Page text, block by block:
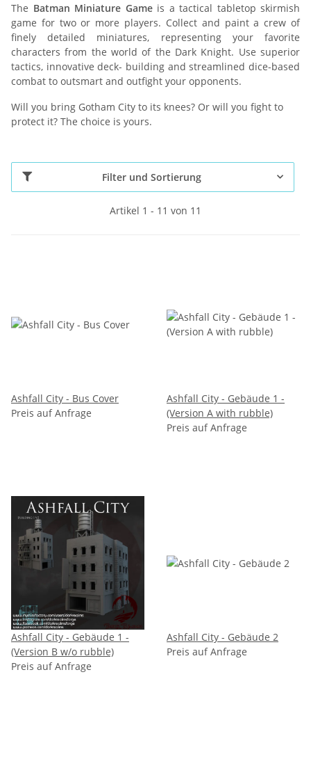
The Batman Miniature Game is a tactical tabletop skirmish
game for two or more players. Collect and paint a crew of
finely detailed miniatures, representing your favorite
characters from the world of the Dark Knight. Use superior
tactics, innovative deck- building and streamlined dice-based
combat to outsmart and outfight your opponents.
Will you bring Gotham City to its knees? Or will you fight to
protect it? The choice is yours.
Filter und Sortierung
Artikel 1 - 11 von 11
Ashfall City - Bus Cover
Preis auf Anfrage
Ashfall City - Gebäude 1 -
(Version A with rubble)
Preis auf Anfrage
Ashfall City - Gebäude 1 -
(Version B w/o rubble)
Preis auf Anfrage
Ashfall City - Gebäude 2
Preis auf Anfrage